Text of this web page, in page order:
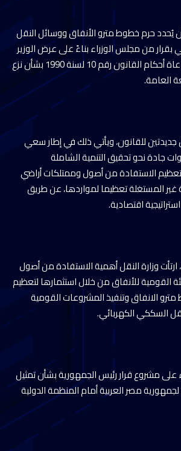
يُحدد حرم خطوط مترو الأنفاق ووسائل النقل
بقرار من مجلس الوزراء بناءً على عرض الوزير
المختص بالنقل مع مراعاة أحكام القانون رقم 10 لسنة 1990 بشأن نزع
العامة.
للقانون، ويأتي ذلك في إطار سعي
جادة نحو تحقيق التنمية الشاملة
الاستفادة من أصول وممتلكات أراضي
غير المستغلة تعظيما لمواردها، عن طريق
اقتصادية.
وزارة النقل أهمية الاستفادة من أصول
القومية للأنفاق من خلال استثمارها لتعظيم
الانفاق وتنفيذ المشروعات القومية
السككي الكهربائي.
على مشروع قرار رئيس الجمهورية بشأن تمثيل
مصر العربية أمام المنظمة الدولية